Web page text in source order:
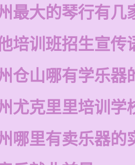
最大的琴行有几
培训班招生宣传
仓山哪有学乐器
尤克里里培训学
哪里有卖乐器的